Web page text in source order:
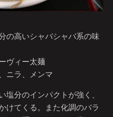
の高いシャバシャバ系の味
ヴィー太麺
ニラ、メンマ
分のインパクトが強く、
けてくる。また化調のバラ